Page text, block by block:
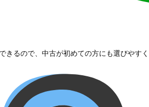
きるので、中古が初めての方にも選びやす